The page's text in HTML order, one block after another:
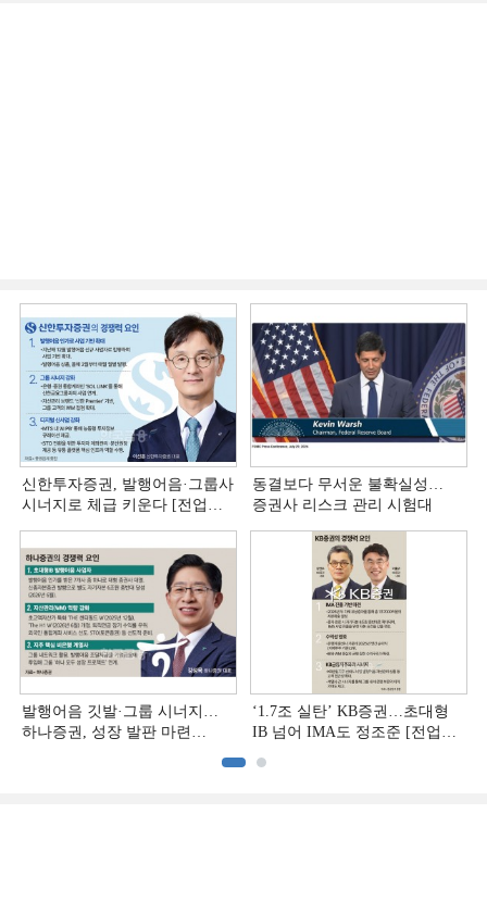
신한투자증권, 발행어음·그룹사
시너지로 체급 키운다 [전업계
동결보다 무서운 불확실성…
증권사 리스크 관리 시험대
발행어음 깃발·그룹 시너지…
하나증권, 성장 발판 마련
‘1.7조 실탄’ KB증권…초대형
IB 넘어 IMA도 정조준 [전업계